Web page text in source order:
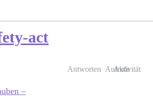
act
Antworten Aufrufe
Aktivität
–